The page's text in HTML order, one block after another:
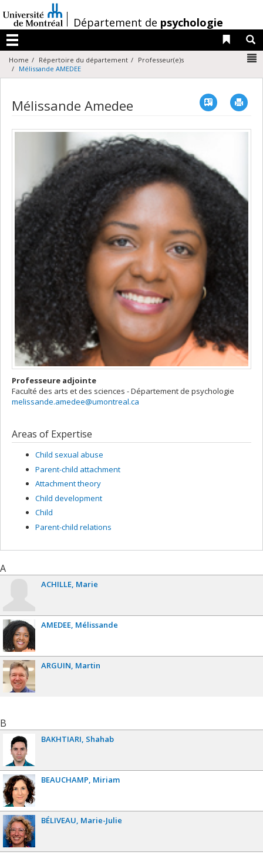
au
contenu
/Département de psychologie
Menu
Liens
Home Répertoire du département
Professeur(e)s
Mélissande AMEDEE
Mélissande Amedee Vcard
Professeure adjointe
Faculté des arts et des sciences - Département de psychologie
melissande.amedee@umontreal.ca
Areas of Expertise
Child sexual abuse
Parent-child attachment
Attachment theory
Child development
Child
Parent-child relations
A
ACHILLE Marie
AMEDEE Mélissande
ARGUIN Martin
B
BAKHTIARI Shahab
BEAUCHAMP Miriam
BÉLIVEAU Marie-Julie